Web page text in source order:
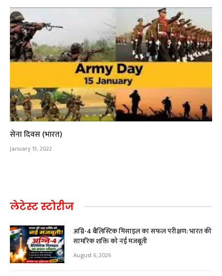
सेना दिवस (भारत)
January 15, 2022
लेटेस्ट स्टोरीज
अग्नि-4 बैलिस्टिक मिसाइल का सफल परीक्षण: भारत की
सामरिक शक्ति को नई मजबूती
August 6, 2026